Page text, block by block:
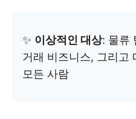
✨ 이상적인 대상: 물류
거래 비즈니스, 그리고
모든 사람